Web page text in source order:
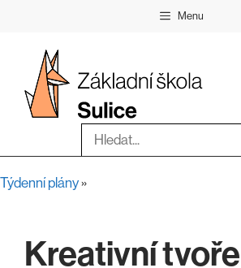
Menu
Hledat:
Týdenní plány»
Kreativní